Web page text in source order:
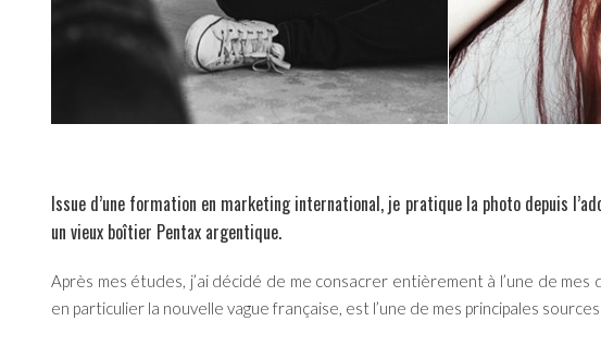
Issue d’une formation en marketing international, je pratique la photo depuis
un vieux boîtier Pentax argentique.
Après mes études, j’ai décidé de me consacrer entièrement à l’une de mes
en particulier la nouvelle vague française, est l’une de mes principales